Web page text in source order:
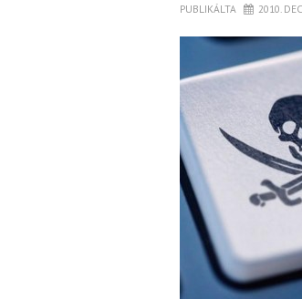
PUBLIKÁLTA 2010.